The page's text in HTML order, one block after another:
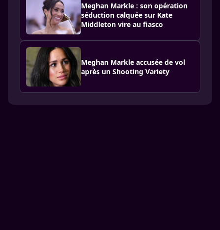
Meghan Markle : son opération
séduction calquée sur Kate
Middleton vire au fiasco
Meghan Markle accusée de vol
après un Shooting Variety